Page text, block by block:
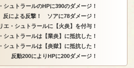
シュトラールのHPに390のダメージ！
反による反撃！ ソアに78ダメージ！
エ・シュトラールに【火炎】を付与！
シュトラールは【業炎】に抵抗した！
シュトラールは【炎獄】に抵抗した！
反動200によりHPに200ダメージ！